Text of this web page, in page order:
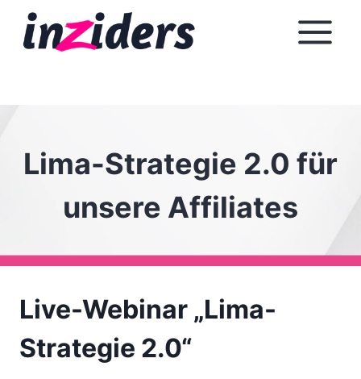
i
Lima-Strategie 2.0 für
unsere Affiliates
Live-Webinar „Lima-
Strategie 2.0“